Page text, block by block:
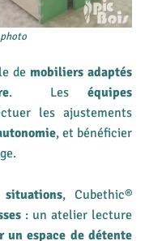
de mobiliers adaptés
. Leséquipes
les ajustements
, et bénéficier
, Cubethic®
: un atelier lecture
un espace de détente